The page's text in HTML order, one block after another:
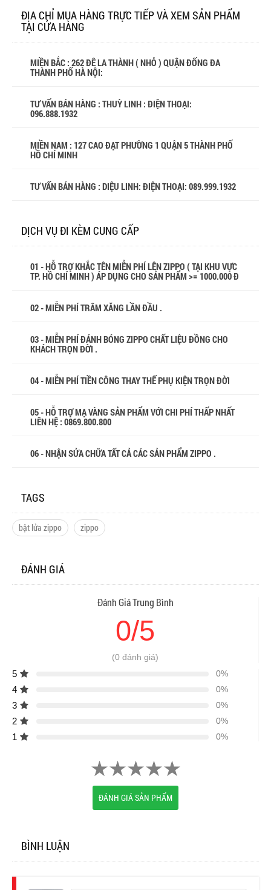
ĐỊA CHỈ MUA HÀNG TRỰC TIẾP VÀ XEM SẢN PHẨM
TẠI CỬA HÀNG
MIỀN BẮC : 262 ĐÊ LA THÀNH ( NHỎ ) QUẬN ĐỐNG ĐA
THÀNH PHỐ HÀ NỘI:
TƯ VẤN BÁN HÀNG : THUỲ LINH : ĐIỆN THOẠI:
096.888.1932
MIỀN NAM : 127 CAO ĐẠT PHƯỜNG 1 QUẬN 5 THÀNH PHỐ
HỒ CHÍ MINH
TƯ VẤN BÁN HÀNG : DIỆU LINH: ĐIỆN THOẠI: 089.999.1932
DỊCH VỤ ĐI KÈM CUNG CẤP
01 - HỖ TRỢ KHẮC TÊN MIỄN PHÍ LÊN ZIPPO ( TẠI KHU VỰC
TP. HỒ CHÍ MINH ) ÁP DỤNG CHO SẢN PHẨM >= 1000.000 Đ
02 - MIỄN PHÍ TRÂM XĂNG LẦN ĐẦU .
03 - MIỄN PHÍ ĐÁNH BÓNG ZIPPO CHẤT LIỆU ĐỒNG CHO
KHÁCH TRỌN ĐỜI .
04 - MIỄN PHÍ TIỀN CÔNG THAY THẾ PHỤ KIỆN TRỌN ĐỜI
05 - HỖ TRỢ MẠ VÀNG SẢN PHẨM VỚI CHI PHÍ THẤP NHẤT
LIÊN HỆ : 0869.800.800
06 - NHẬN SỬA CHỮA TẤT CẢ CÁC SẢN PHẨM ZIPPO .
TAGS
bật lửa zippo zippo
ĐÁNH GIÁ
Đánh Giá Trung Bình
0/5
(0 đánh giá)
5 0%
4 0%
3 0%
2 0%
1 0%
ĐÁNH GIÁ SẢN PHẨM
BÌNH LUẬN